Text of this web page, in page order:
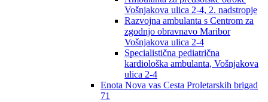
Vošnjakova ulica 2-4, 2. nadstropje
Razvojna ambulanta s Centrom za
zgodnjo obravnavo Maribor
Vošnjakova ulica 2-4
Specialistična pediatrična
kardiološka ambulanta, Vošnjakova
ulica 2-4
Enota Nova vas Cesta Proletarskih brigad
71